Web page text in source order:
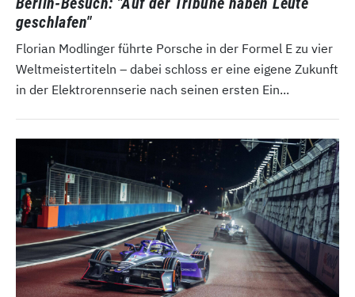
geschlafen"
Florian Modlinger führte Porsche in der Formel E zu vier
Weltmeistertiteln – dabei schloss er eine eigene Zukunft
in der Elektrorennserie nach seinen ersten Ein...